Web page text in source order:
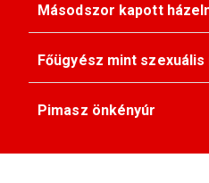
Másodszor kapott
Főügyész mint
Pimasz önkényúr